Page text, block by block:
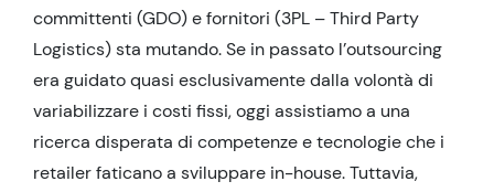
committenti (GDO) e fornitori (3PL – Third Party
Logistics) sta mutando. Se in passato l’outsourcing
era guidato quasi esclusivamente dalla volontà di
variabilizzare i costi fissi, oggi assistiamo a una
ricerca disperata di competenze e tecnologie che i
retailer faticano a sviluppare in-house. Tuttavia,